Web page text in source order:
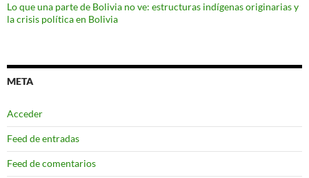
Lo que una parte de Bolivia no ve: estructuras indígenas originarias y
la crisis política en Bolivia
META
Acceder
Feed de entradas
Feed de comentarios